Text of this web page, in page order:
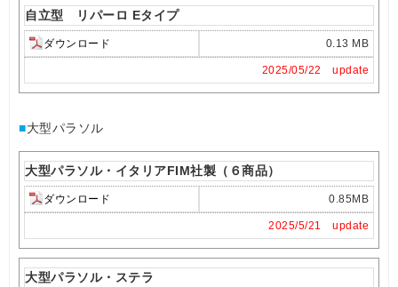
自立型 リパーロ Eタイプ
ダウンロード 0.13 MB
2025/05/22 update
■大型パラソル
大型パラソル・イタリアFIM社製（６商品）
ダウンロード 0.85MB
2025/5/21 update
大型パラソル・ステラ